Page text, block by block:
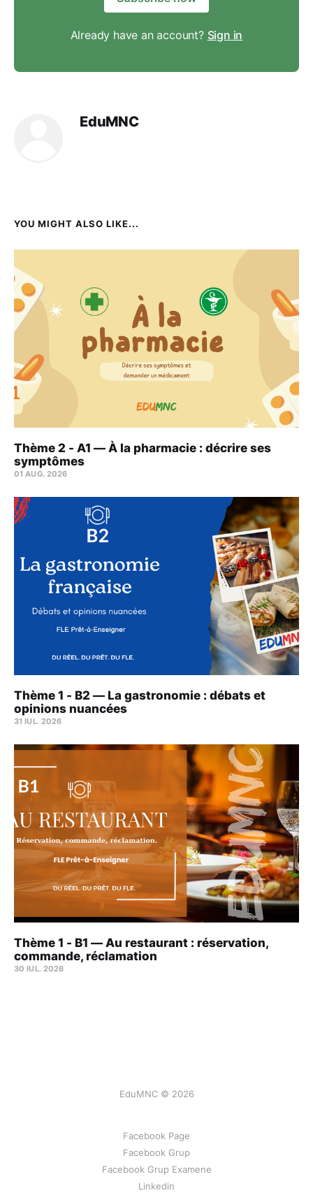
Already have an account? Sign in
EduMNC
YOU MIGHT ALSO LIKE...
Thème 2 - A1 — À la pharmacie : décrire ses
symptômes
01 AUG. 2026
Thème 1 - B2 — La gastronomie : débats et
opinions nuancées
31 IUL. 2026
Thème 1 - B1 — Au restaurant : réservation,
commande, réclamation
30 IUL. 2026
EduMNC © 2026
Facebook Page
Facebook Grup
Facebook Grup Examene
Linkedin